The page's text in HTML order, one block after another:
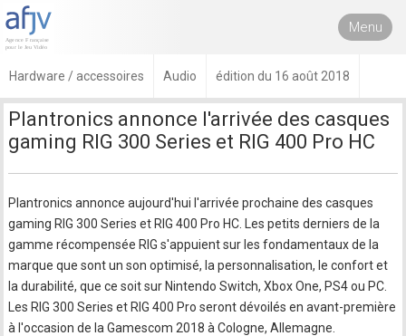
Menu
Hardware / accessoires Audio édition du 16 août 2018
Plantronics annonce l'arrivée des casques
gaming RIG 300 Series et RIG 400 Pro HC
Plantronics annonce aujourd'hui l'arrivée prochaine des casques
gaming RIG 300 Series et RIG 400 Pro HC. Les petits derniers de la
gamme récompensée RIG s'appuient sur les fondamentaux de la
marque que sont un son optimisé, la personnalisation, le confort et
la durabilité, que ce soit sur Nintendo Switch, Xbox One, PS4 ou PC.
Les RIG 300 Series et RIG 400 Pro seront dévoilés en avant-première
à l'occasion de la Gamescom 2018 à Cologne, Allemagne.